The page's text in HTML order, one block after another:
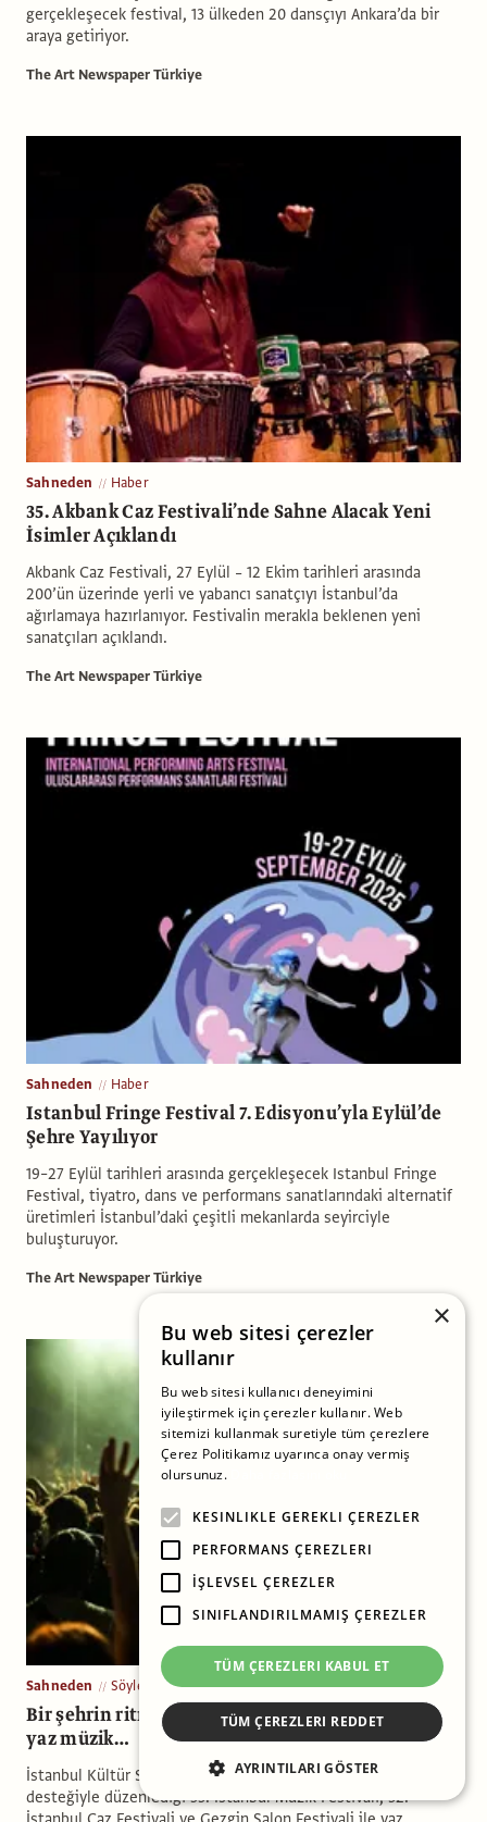
gerçekleşecek festival, 13 ülkeden 20 dansçıyı Ankara’da bir
araya getiriyor.
The Art Newspaper Türkiye
Sahneden Haber
35. Akbank Caz Festivali’nde Sahne Alacak Yeni
İsimler Açıklandı
Akbank Caz Festivali, 27 Eylül – 12 Ekim tarihleri arasında
200’ün üzerinde yerli ve yabancı sanatçıyı İstanbul’da
ağırlamaya hazırlanıyor. Festivalin merakla beklenen yeni
sanatçıları açıklandı.
The Art Newspaper Türkiye
Sahneden Haber
Istanbul Fringe Festival 7. Edisyonu’yla Eylül’de
Şehre Yayılıyor
19–27 Eylül tarihleri arasında gerçekleşecek Istanbul Fringe
Festival, tiyatro, dans ve performans sanatlarındaki alternatif
üretimleri İstanbul’daki çeşitli mekanlarda seyirciyle
buluşturuyor.
The Art Newspaper Türkiye
Sahneden Söyleşi
Bir şehrin ritmi, bir festivalin hafızası: Tüm bir
yaz müzik…
İstanbul Kültür Sanat Vakfı (İKSV), Borusan Holding’in
desteğiyle düzenlediği 53. İstanbul Müzik Festivali, 32.
×
Bu web sitesi çerezler
kullanır
Bu web sitesi kullanıcı deneyimini
iyileştirmek için çerezler kullanır. Web
sitemizi kullanmak suretiyle tüm çerezlere
Çerez Politikamız uyarınca onay vermiş
olursunuz.
KESINLIKLE GEREKLI ÇEREZLER
PERFORMANS ÇEREZLERI
İŞLEVSEL ÇEREZLER
SINIFLANDIRILMAMIŞ ÇEREZLER
TÜM ÇEREZLERI KABUL ET
TÜM ÇEREZLERI REDDET
AYRINTILARI GÖSTER